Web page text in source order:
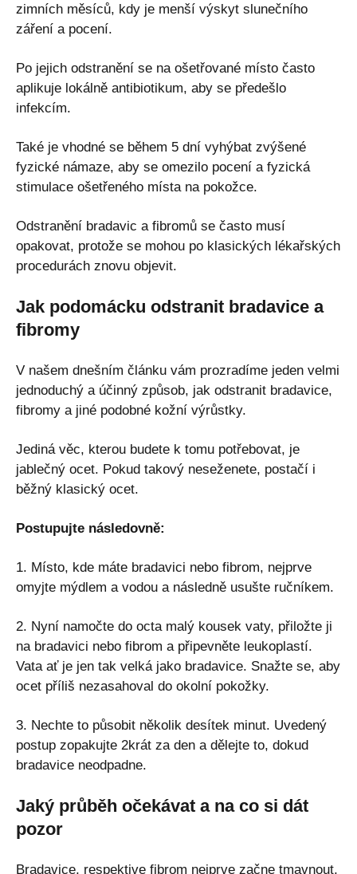
zimních měsíců, kdy je menší výskyt slunečního
záření a pocení.
Po jejich odstranění se na ošetřované místo často
aplikuje lokálně antibiotikum, aby se předešlo
infekcím.
Také je vhodné se během 5 dní vyhýbat zvýšené
fyzické námaze, aby se omezilo pocení a fyzická
stimulace ošetřeného místa na pokožce.
Odstranění bradavic a fibromů se často musí
opakovat, protože se mohou po klasických lékařských
procedurách znovu objevit.
Jak podomácku odstranit bradavice a
fibromy
V našem dnešním článku vám prozradíme jeden velmi
jednoduchý a účinný způsob, jak odstranit bradavice,
fibromy a jiné podobné kožní výrůstky.
Jediná věc, kterou budete k tomu potřebovat, je
jablečný ocet. Pokud takový neseženete, postačí i
běžný klasický ocet.
Postupujte následovně:
1. Místo, kde máte bradavici nebo fibrom, nejprve
omyjte mýdlem a vodou a následně usušte ručníkem.
2. Nyní namočte do octa malý kousek vaty, přiložte ji
na bradavici nebo fibrom a připevněte leukoplastí.
Vata ať je jen tak velká jako bradavice. Snažte se, aby
ocet příliš nezasahoval do okolní pokožky.
3. Nechte to působit několik desítek minut. Uvedený
postup zopakujte 2krát za den a dělejte to, dokud
bradavice neodpadne.
Jaký průběh očekávat a na co si dát
pozor
Bradavice, respektive fibrom nejprve začne tmavnout,